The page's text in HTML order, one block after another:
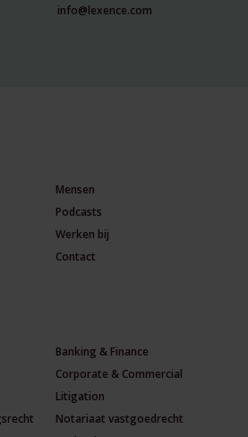
info@lexence.com
Mensen
Podcasts
Werken bij
Contact
Banking & Finance
Corporate & Commercial
Litigation
Notariaat vastgoedrecht